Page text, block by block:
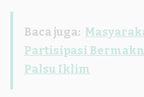
Baca juga:
Partisipasi
Palsu Iklim